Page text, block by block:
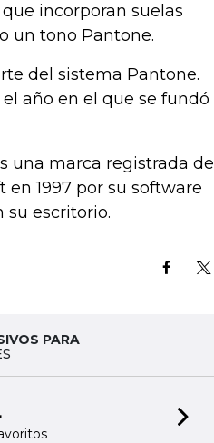
incorporan suelas
un tono Pantone.
del sistema Pantone.
año en el que se fundó
una marca registrada de
1997 por su software
su escritorio.
PARA